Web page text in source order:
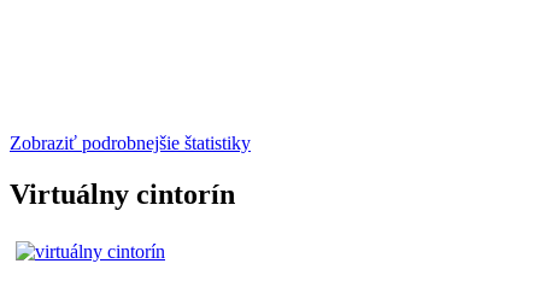
Zobraziť podrobnejšie štatistiky
Virtuálny cintorín